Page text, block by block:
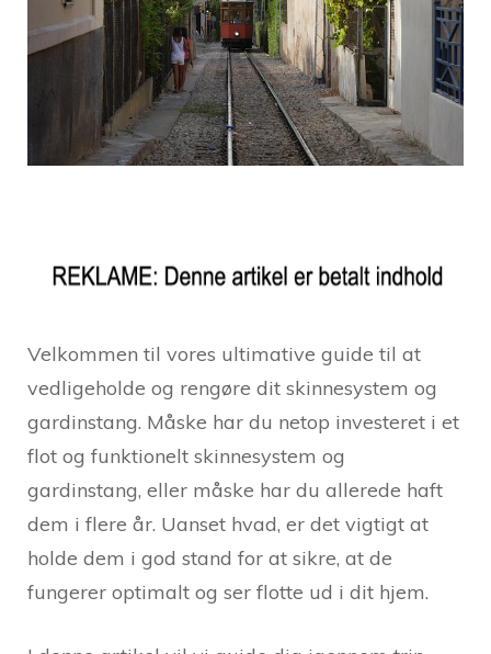
Velkommen til vores ultimative guide til at
vedligeholde og rengøre dit skinnesystem og
gardinstang. Måske har du netop investeret i et
flot og funktionelt skinnesystem og
gardinstang, eller måske har du allerede haft
dem i flere år. Uanset hvad, er det vigtigt at
holde dem i god stand for at sikre, at de
fungerer optimalt og ser flotte ud i dit hjem.